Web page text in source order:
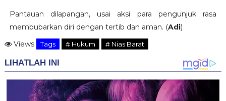
Pantauan dilapangan, usai aksi para pengunjuk rasa
membubarkan diri dengan tertib dan aman. (Adi)
Views
Tags # Hukum # Nias Barat